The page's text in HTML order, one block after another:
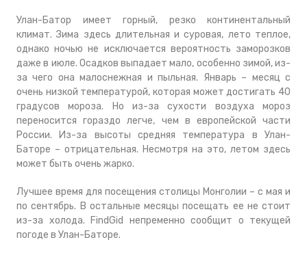
Улан-Батор имеет горный, резко континентальный
климат. Зима здесь длительная и суровая, лето теплое,
однако ночью не исключается вероятность заморозков
даже в июле. Осадков выпадает мало, особенно зимой, из-
за чего она малоснежная и пыльная. Январь – месяц с
очень низкой температурой, которая может достигать 40
градусов мороза. Но из-за сухости воздуха мороз
переносится гораздо легче, чем в европейской части
России. Из-за высоты средняя температура в Улан-
Баторе – отрицательная. Несмотря на это, летом здесь
может быть очень жарко.
Лучшее время для посещения столицы Монголии – с мая и
по сентябрь. В остальные месяцы посещать ее не стоит
из-за холода. FindGid непременно сообщит о текущей
погоде в Улан-Баторе.